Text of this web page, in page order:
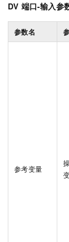
DV 端口-输入参
参数名
参考变量